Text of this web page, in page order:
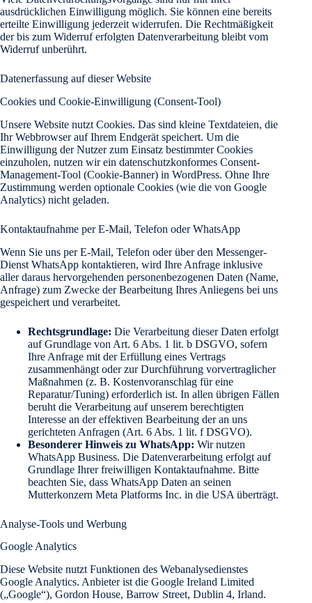
ausdrücklichen Einwilligung möglich. Sie können eine bereits
erteilte Einwilligung jederzeit widerrufen. Die Rechtmäßigkeit
der bis zum Widerruf erfolgten Datenverarbeitung bleibt vom
Widerruf unberührt.
Datenerfassung auf dieser Website
Cookies und Cookie-Einwilligung (Consent-Tool)
Unsere Website nutzt Cookies. Das sind kleine Textdateien, die
Ihr Webbrowser auf Ihrem Endgerät speichert. Um die
Einwilligung der Nutzer zum Einsatz bestimmter Cookies
einzuholen, nutzen wir ein datenschutzkonformes Consent-
Management-Tool (Cookie-Banner) in WordPress. Ohne Ihre
Zustimmung werden optionale Cookies (wie die von Google
Analytics) nicht geladen.
Kontaktaufnahme per E-Mail, Telefon oder WhatsApp
Wenn Sie uns per E-Mail, Telefon oder über den Messenger-
Dienst WhatsApp kontaktieren, wird Ihre Anfrage inklusive
aller daraus hervorgehenden personenbezogenen Daten (Name,
Anfrage) zum Zwecke der Bearbeitung Ihres Anliegens bei uns
gespeichert und verarbeitet.
Rechtsgrundlage: Die Verarbeitung dieser Daten erfolgt
auf Grundlage von Art. 6 Abs. 1 lit. b DSGVO, sofern
Ihre Anfrage mit der Erfüllung eines Vertrags
zusammenhängt oder zur Durchführung vorvertraglicher
Maßnahmen (z. B. Kostenvoranschlag für eine
Reparatur/Tuning) erforderlich ist. In allen übrigen Fällen
beruht die Verarbeitung auf unserem berechtigten
Interesse an der effektiven Bearbeitung der an uns
gerichteten Anfragen (Art. 6 Abs. 1 lit. f DSGVO).
Besonderer Hinweis zu WhatsApp: Wir nutzen
WhatsApp Business. Die Datenverarbeitung erfolgt auf
Grundlage Ihrer freiwilligen Kontaktaufnahme. Bitte
beachten Sie, dass WhatsApp Daten an seinen
Mutterkonzern Meta Platforms Inc. in die USA überträgt.
Analyse-Tools und Werbung
Google Analytics
Diese Website nutzt Funktionen des Webanalysedienstes
Google Analytics. Anbieter ist die Google Ireland Limited
(„Google“), Gordon House, Barrow Street, Dublin 4, Irland.